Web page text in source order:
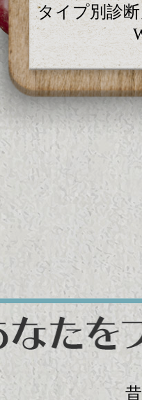
タイプ別診